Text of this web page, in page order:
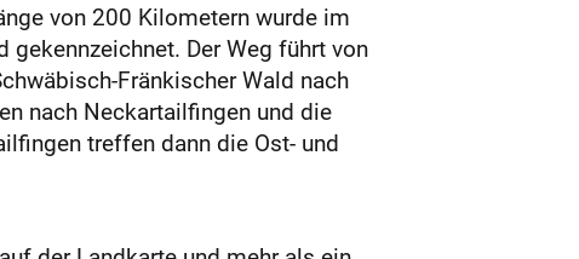
von 200 Kilometern wurde im
Der Weg führt von
Fränkischer Wald nach
nach Neckartailfingen und die
treffen dann die Ost- und